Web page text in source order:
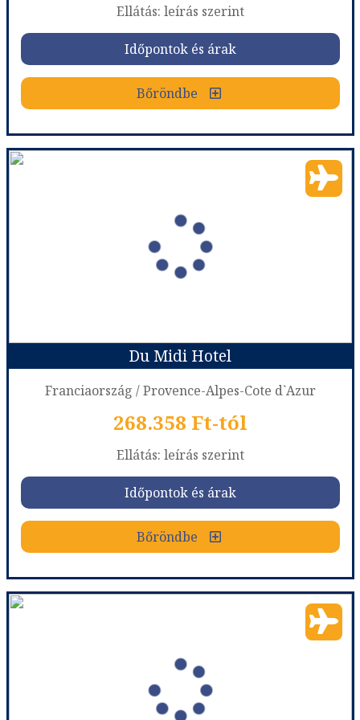
Időpontok és árak
Bőröndbe
Ellátás: leírás szerint
Időpontok és árak
Bőröndbe
Hotel Le Seize - 3 éjszakás
Város:Nice
Utazás módja: Repülővel
Ellátás:leírás szerint
Szálláskategória:Hotel ***
DOUBLE STANDARD - Small standard room
Időpont: 2026-11-13 | 3 éj
már 266.078 Ft-tól
Időpontok és árak
Bőröndbe
Du Midi Hotel
Franciaország / Provence-Alpes-Cote d`Azur
268.358 Ft-tól
Ellátás: leírás szerint
Időpontok és árak
Bőröndbe
Du Midi Hotel
Franciaország
Város:Nice
Utazás módja: Repülővel
Ellátás:leírás szerint
Szálláskategória:Hotel ***